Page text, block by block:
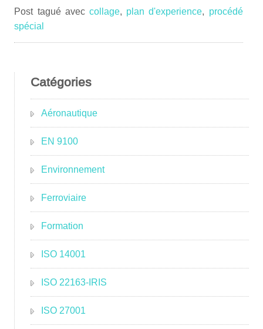
Post tagué avec collage, plan d'experience, procédé
spécial
Catégories
Aéronautique
EN 9100
Environnement
Ferroviaire
Formation
ISO 14001
ISO 22163-IRIS
ISO 27001